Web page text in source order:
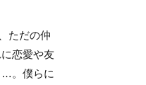
ただの仲
恋愛や友
。僕らに